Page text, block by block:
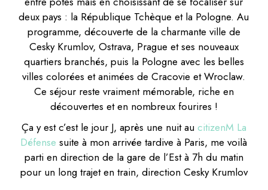
deux pays : la République Tchèque et la Pologne. Au
programme, découverte de la charmante ville de
Cesky Krumlov, Ostrava, Prague et ses nouveaux
quartiers branchés, puis la Pologne avec les belles
villes colorées et animées de Cracovie et Wroclaw.
Ce séjour reste vraiment mémorable, riche en
découvertes et en nombreux fourires !
Ça y est c’est le jour J, après une nuit au citizenM La
Défense suite à mon arrivée tardive à Paris, me voilà
parti en direction de la gare de l’Est à 7h du matin
pour un long trajet en train, direction Cesky Krumlov